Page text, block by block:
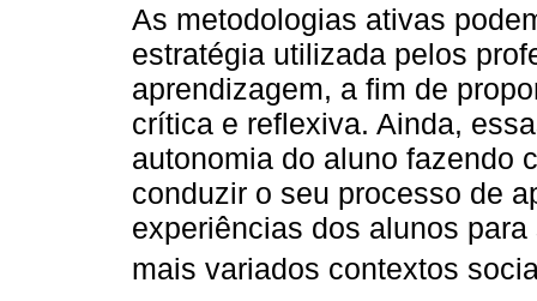
As metodologias ativas
estratégia utilizada pelos
aprendizagem, a fim de
crítica e reflexiva. Ainda,
autonomia do aluno fazendo
conduzir o seu processo de
experiências dos alunos
mais variados contextos